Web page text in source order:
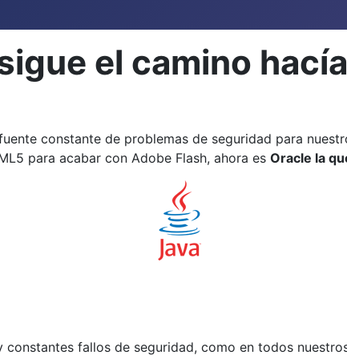
el camino
constante de problemas de seguridad para
para acabar con Adobe Flash, ahora es Oracle la
fallos de seguridad, como en todos